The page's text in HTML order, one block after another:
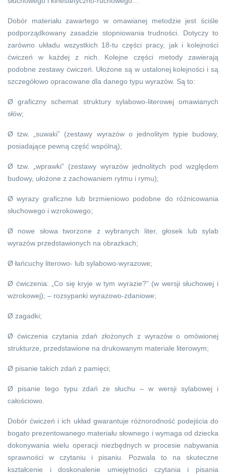
Dobór materiału zawartego w omawianej metodzie jest ściśle
podporządkowany zasadzie stopniowania trudności. Dotyczy to
zarówno układu wszystkich 18-tu części pracy, jak i kolejności
ćwiczeń w każdej z nich. Kolejne części metody zawierają
podobne zestawy ćwiczeń. Ułożone są w ustalonej kolejności i są
szczegółowo opracowane dla danego typu wyrazów. Są to:
Ø graficzny schemat struktury sylabowo-literowej omawianych
słów;
Ø tzw. „suwaki” (zestawy wyrazów o jednolitym typie budowy,
posiadające pewną część wspólną);
Ø tzw. „wprawki” (zestawy wyrazów jednolitych pod względem
budowy, ułożone z zachowaniem rytmu i rymu);
Ø wyrazy graficzne lub brzmieniowo podobne do różnicowania
słuchowego i wzrokowego;
Ø nowe słowa tworzone z wybranych liter, głosek lub sylab
wyrazów przedstawionych na obrazkach;
Ø łańcuchy literowo- lub sylabowo-wyrazowe;
Ø ćwiczenia: „Co się kryje w tym wyrazie?” (w wersji słuchowej i
wzrokowej); – rozsypanki wyrazowo-zdaniowe;
Ø zagadki;
Ø ćwiczenia czytania zdań złożonych z wyrazów o omówionej
strukturze, przedstawione na drukowanym materiale literowym;
Ø pisanie takich zdań z pamięci;
Ø pisanie tego typu zdań ze słuchu – w wersji sylabowej i
całościowo.
Dobór ćwiczeń i ich układ gwarantuje różnorodność podejścia do
bogato prezentowanego materiału słownego i wymaga od dziecka
dokonywania wielu operacji niezbędnych w procesie nabywania
sprawności w czytaniu i pisaniu. Pozwala to na skuteczne
kształcenie i doskonalenie umiejętności czytania i pisania